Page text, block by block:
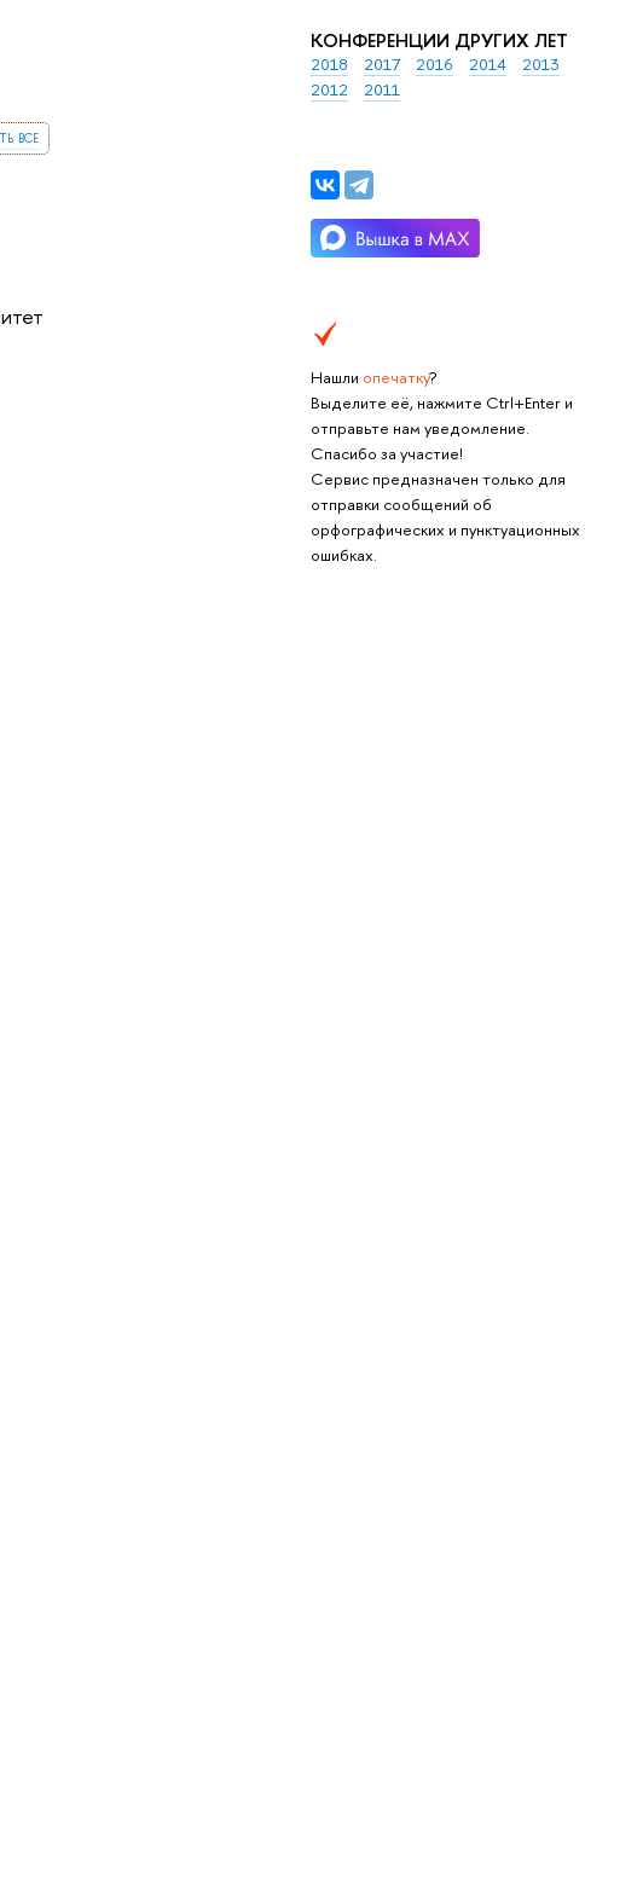
КОНФЕРЕНЦИИ ДРУГИХ ЛЕТ
2018 2017 2016 2014
2013
2012
2011
Нашли опечатку?
Выделите её, нажмите Ctrl+Enter и
отправьте нам уведомление.
Спасибо за участие!
Сервис предназначен только для
отправки сообщений об
орфографических и пунктуационных
ошибках.
все